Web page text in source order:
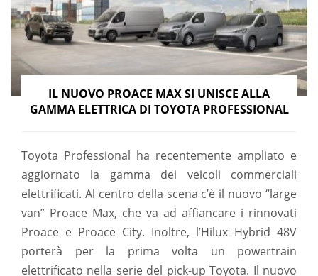
IL NUOVO PROACE MAX SI UNISCE ALLA
GAMMA ELETTRICA DI TOYOTA PROFESSIONAL
Toyota Professional ha recentemente ampliato e
aggiornato la gamma dei veicoli commerciali
elettrificati. Al centro della scena c’è il nuovo “large
van” Proace Max, che va ad affiancare i rinnovati
Proace e Proace City. Inoltre, l’Hilux Hybrid 48V
porterà per la prima volta un powertrain
elettrificato nella serie del pick-up Toyota. Il nuovo